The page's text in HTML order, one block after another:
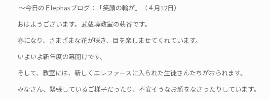
～今日のＥlephasブログ：「笑顔の輪が」（４月12日）
おはようございます。武蔵境教室の萩谷です。
春になり、さまざまな花が咲き、目を楽しませてくれています。
いよいよ新年度の幕開けです。
そして、教室には、新しくエレファースに入られた生徒さんたちがおられます。
みなさん、緊張しているご様子だったり、不安そうなお顔をなさったりしています。